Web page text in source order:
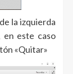
la izquierda
en este caso
«Quitar»